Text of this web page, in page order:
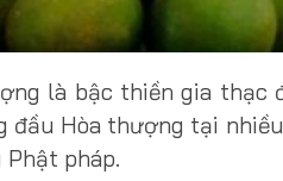
là bậc thiền gia thạc
Hòa thượng tại
pháp.